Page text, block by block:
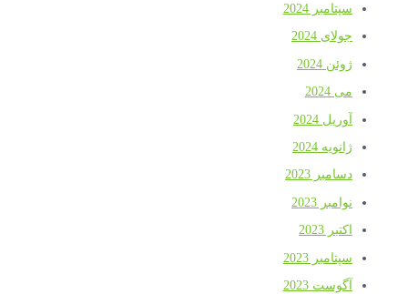
سپتامبر 2024
جولای 2024
ژوئن 2024
می 2024
آوریل 2024
ژانویه 2024
دسامبر 2023
نوامبر 2023
اکتبر 2023
سپتامبر 2023
آگوست 2023